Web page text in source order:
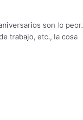
son lo peor.
trabajo, etc., la cosa